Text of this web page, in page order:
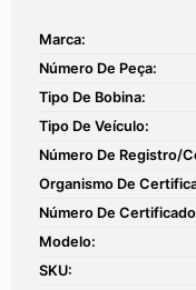
Marca:
Número De Peça:
Tipo De Bobina:
Tipo De Veículo:
Número De Registro/
Organismo De
Número De
Modelo:
SKU: